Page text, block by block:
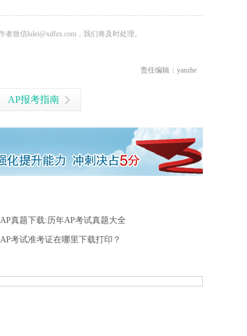
致信lulei@xdfzx.com，我们将及时处理。
责任编辑：yanzhe
AP报考指南
AP真题下载:历年AP考试真题大全
AP考试准考证在哪里下载打印？